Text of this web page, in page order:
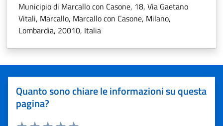
Municipio di Marcallo con Casone, 18, Via Gaetano
Vitali, Marcallo, Marcallo con Casone, Milano,
Lombardia, 20010, Italia
Quanto sono chiare le informazioni su questa
pagina?